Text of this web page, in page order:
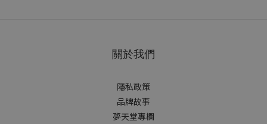
關於我們
隱私政策
品牌故事
夢天堂專欄